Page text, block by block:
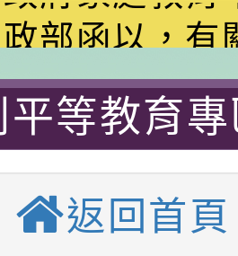
程資訊」、
、「祖孫樂
原』不絕-
「邁向下一
及成長團體
部函以，有
公務員留職
請許可一案
小學115學
第7-9招代課
學年度國
畫」核定一
部國民及學
115年度教育
園市政府腸
平等教育
理「性別
週年特展
返回首頁